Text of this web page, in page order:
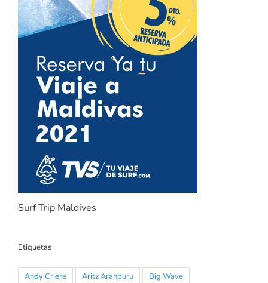
Surf Trip Maldives
Etiquetas
Andy Criere Aritz Aranburu
Big Wave